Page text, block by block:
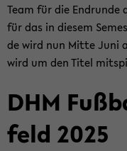
Team für die
für das in die­sem
de wird nun Mitte Juni
wird um den Titel
DHM
feld 2025